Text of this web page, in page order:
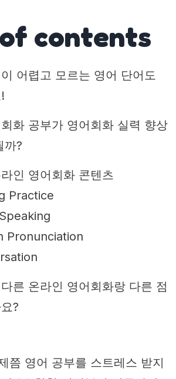
contents
어렵고 모르는 영어 단어도
화 공부가 영어회화 실력 향상
까?
인 영어회화 콘텐츠
Practice
Pronunciation
른 온라인 영어회화랑 다른 점
?
쯤 영어 공부를 스트레스 받지